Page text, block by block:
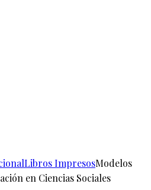
Libros ImpresosModelos
en Ciencias Sociales